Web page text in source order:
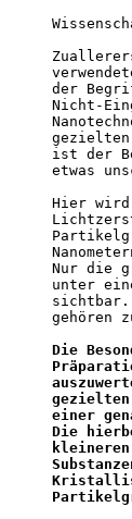
der
Nicht-
ist der
etwas
Hier
Nur die
unter
sichtbar.
gehören
Die
einer
Die
kleineren